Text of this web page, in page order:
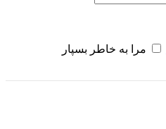
مرا به خاطر بسپار